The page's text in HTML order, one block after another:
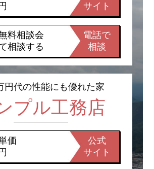
サイト
料相談会
相談する
電話で
相談
円代の性能にも優れた家
プル工務店
価
公式
サイト